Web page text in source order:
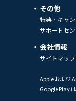
その他
特典・キャン
サポートセ
会社情報
サイトマップ
Apple および
Google Play